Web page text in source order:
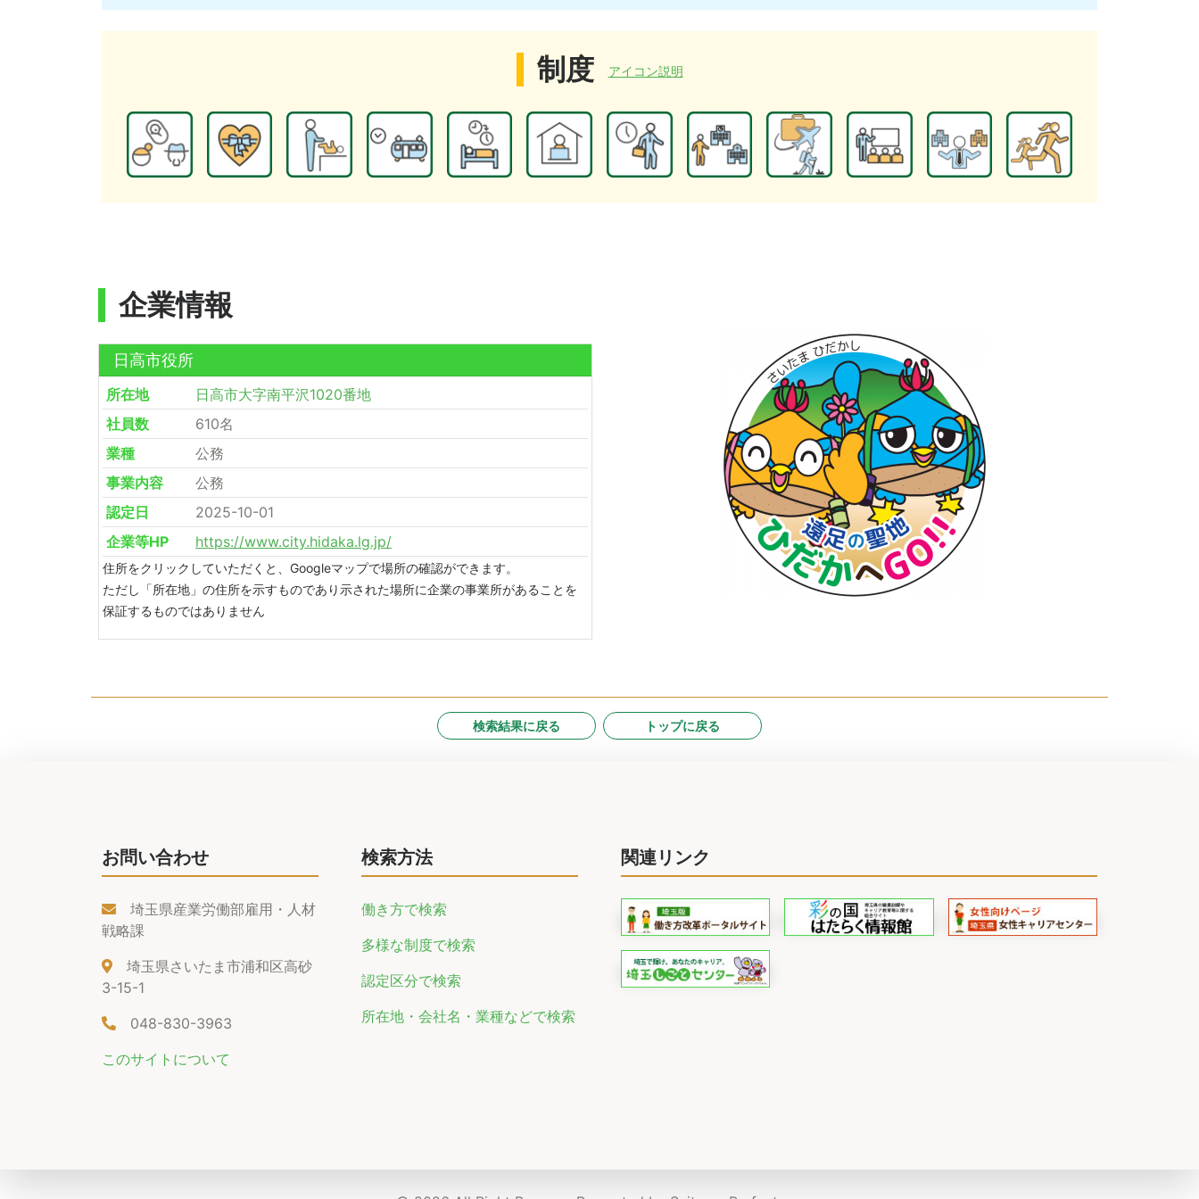
制度 アイコン説明
企業情報
日高市役所
所在地
日高市大字南平沢1020番地
社員数
610名
業種
公務
事業内容
公務
認定日
2025-10-01
企業等HP
https://www.city.hidaka.lg.jp/
住所をクリックしていただくと、Googleマップで場所の確認ができます。
ただし「所在地」の住所を示すものであり示された場所に企業の事業所があることを
保証するものではありません
検索結果に戻る トップに戻る
お問い合わせ
埼玉県産業労働部雇用・人材
戦略課
埼玉県さいたま市浦和区高砂
3-15-1
048-830-3963
このサイトについて
検索方法
働き方で検索
多様な制度で検索
認定区分で検索
所在地・会社名・業種などで検索
関連リンク